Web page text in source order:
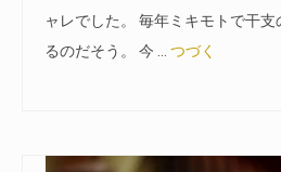
ャレでした。 毎年ミキモトで干
るのだそう。 今 … つづく